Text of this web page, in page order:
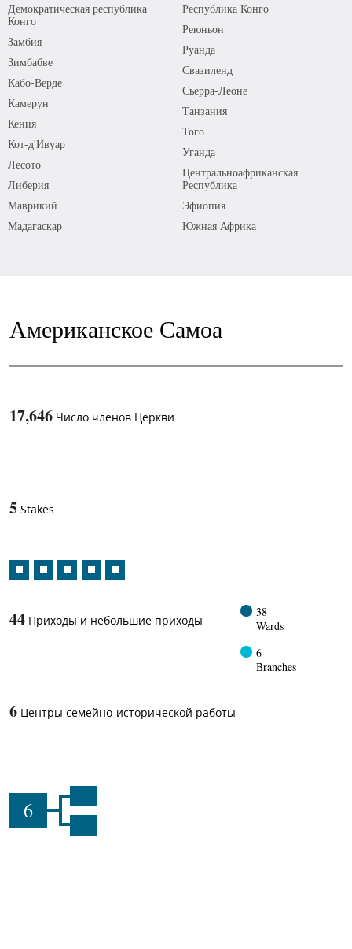
Демократическая республика
Конго
Замбия
Зимбабве
Кабо-Верде
Камерун
Кения
Кот-д'Ивуар
Лесото
Либерия
Маврикий
Мадагаскар
Республика Конго
Реюньон
Руанда
Свазиленд
Сьерра-Леоне
Танзания
Того
Уганда
Центральноафриканская
Республика
Эфиопия
Южная Африка
Американское Самоа
17,646 Число членов Церкви
5 Stakes
44 Приходы и небольшие приходы
38
Wards
6
Branches
6 Центры семейно-исторической работы
6